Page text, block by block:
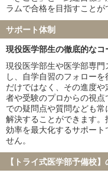
兵庫医科大学
福岡大学
久留米大学
東京女子医科大学
※家庭教師のトライ・個別
グラの合格実績を含みます
ラムで合格を目指すことが
サポート体制
現役医学部生の徹底的な
現役医学部生や医学部専
し、自学自習のフォロー
だけではなく、その進度
者や受験のプロからの視点
での疑問点や質問なども
解決することができます
効率を最大化するサポー
せん。
【トライ式医学部予備校